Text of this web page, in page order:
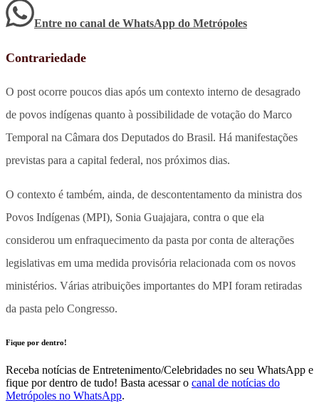
Entre no canal de WhatsApp do Metrópoles
Contrariedade
O post ocorre poucos dias após um contexto interno de desagrado
de povos indígenas quanto à possibilidade de votação do Marco
Temporal na Câmara dos Deputados do Brasil. Há manifestações
previstas para a capital federal, nos próximos dias.
O contexto é também, ainda, de descontentamento da ministra dos
Povos Indígenas (MPI), Sonia Guajajara, contra o que ela
considerou um enfraquecimento da pasta por conta de alterações
legislativas em uma medida provisória relacionada com os novos
ministérios. Várias atribuições importantes do MPI foram retiradas
da pasta pelo Congresso.
Fique por dentro!
Receba notícias de Entretenimento/Celebridades no seu WhatsApp e
fique por dentro de tudo! Basta acessar o canal de notícias do
Metrópoles no WhatsApp.